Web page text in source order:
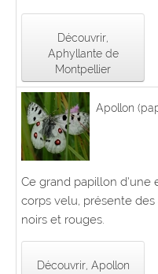
Découvrir,
Aphyllante de
Montpellier
Apollon
Ce grand papillon d’une
corps velu, présente
noirs et rouges.
Découvrir, Apollon